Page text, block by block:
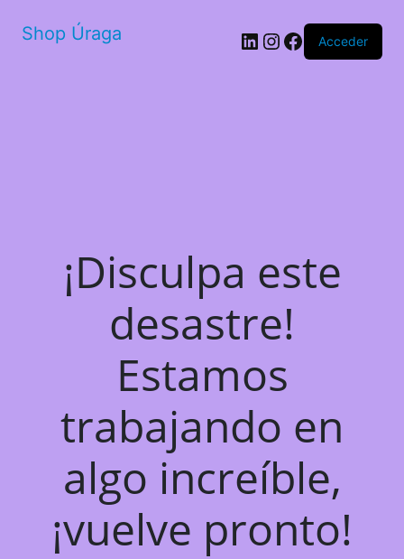
Shop Úraga LinkedIn
Instagram
Facebook
Acceder
¡Disculpa este
desastre!
Estamos
trabajando en
algo increíble,
¡vuelve pronto!